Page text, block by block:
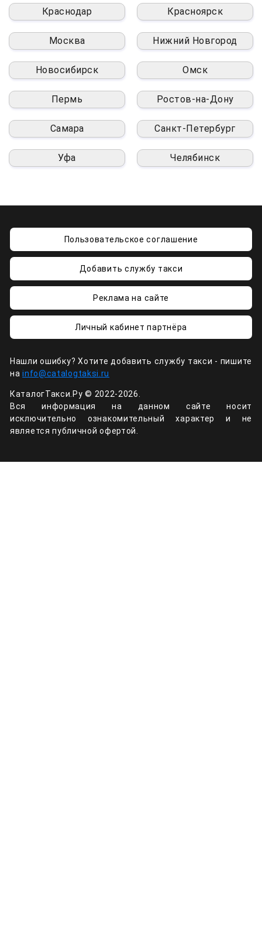
Краснодар Красноярск
Москва Нижний Новгород
Новосибирск Омск
Пермь Ростов-на-Дону
Самара Санкт-Петербург
Уфа Челябинск
Пользовательское соглашение
Добавить службу такси
Реклама на сайте
Личный кабинет партнёра
Нашли ошибку? Хотите добавить службу такси - пишите
наinfo@catalogtaksi.ru
КаталогТакси.Ру © 2022-2026.
Вся информация на данном сайте носит
исключительно ознакомительный характер и не
является публичной офертой.